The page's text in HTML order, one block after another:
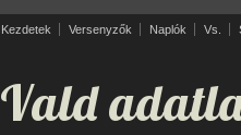
Kezdetek Versenyzők Naplók Vs.